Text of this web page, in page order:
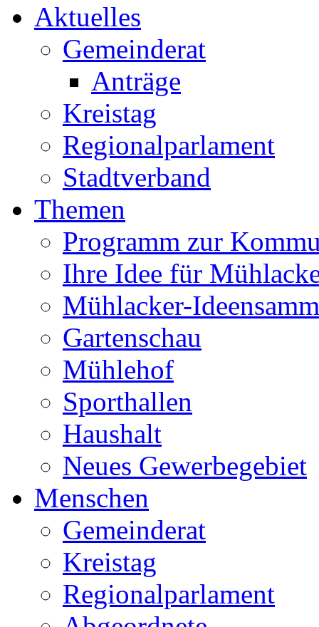
Aktuelles
Gemeinderat
Anträge
Kreistag
Regionalparlament
Stadtverband
Themen
Programm zur
Ihre Idee für
Mühlacker-
Gartenschau
Mühlehof
Sporthallen
Haushalt
Neues Gewerbegebiet
Menschen
Gemeinderat
Kreistag
Regionalparlament